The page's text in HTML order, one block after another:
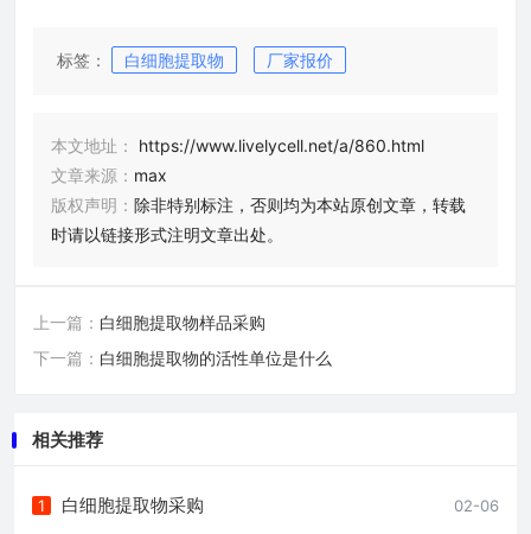
标签： 白细胞提取物 厂家报价
本文地址：
https://www.livelycell.net/a/860.html
文章来源： max
版权声明： 除非特别标注，否则均为本站原创文章，转载
时请以链接形式注明文章出处。
上一篇： 白细胞提取物样品采购
下一篇： 白细胞提取物的活性单位是什么
相关推荐
02-06
1 白细胞提取物采购